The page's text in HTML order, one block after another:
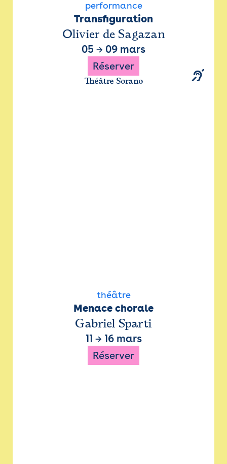
performance
Transfiguration
Olivier de Sagazan
05 → 09 mars
Réserver
Théâtre Sorano
théâtre
Menace chorale
Gabriel Sparti
11 → 16 mars
Réserver